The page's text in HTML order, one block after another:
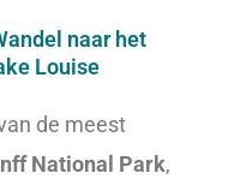
naar het
Louise
de meest
National Park,